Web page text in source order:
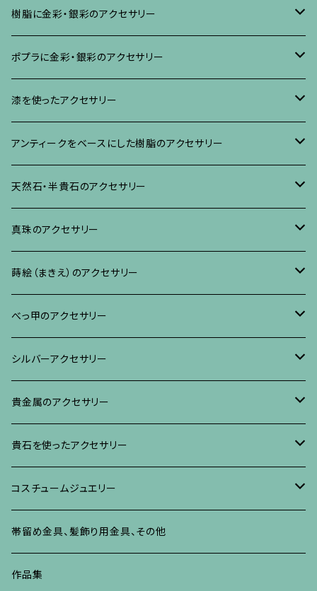
樹脂に金彩・銀彩のアクセサリー
ブローチ
イヤリング・ピアス
ネックレス、その他
ポプラに金彩・銀彩のアクセサリー
ブローチ
イヤリング、ピアス
ネックレス、ペンダント
ブレスレット、バングル、その他
漆を使ったアクセサリー
ブローチ
イヤリング・ピアス
ネックレス・ペンダント
リング
ブレスレット・バングル、その他
アンティークをベースにした樹脂のアクセサリー
ブローチ
イヤリング・ピアス
ネックレス、ペンダント
ブレスレット、その他
天然石・半貴石のアクセサリー
ブローチ
イヤリング・ピアス
ネックレス、ペンダント
リング
ブレスレット、その他
真珠のアクセサリー
ブローチ
イヤリング・ピアス
ネックレス、ペンダント
リング
ブレスレット、その他
蒔絵（まきえ）のアクセサリー
べっ甲に蒔絵のアクセサリー
ブローチ
イヤリング・ピアス
真珠に蒔絵のアクセサリー
ブローチ
イヤリング、ピアス
水晶に蒔絵のアクセサリー
ブローチ
イヤリング、ピアス
朴の木やポプラに蒔絵のアクセサリー
ブローチ
イヤリング・ピアス
その他の蒔絵のアクセサリー
べっ甲のアクセサリー
ブローチ
イヤリング、ピアス
ネックレス、ペンダント
リング
ブレスレット、バングル、その他
シルバーアクセサリー
ブローチ
イヤリング、ピアス
ネックレス、ペンダント
リング
ブレスレット、バングル、その他
貴金属のアクセサリー
ブローチ
イヤリング、ピアス
ネックレス、ペンダント
ブレスレット、その他
貴石を使ったアクセサリー
ブローチ
イヤリング、ピアス
ネックレス、ペンダント
コスチュームジュエリー
ブローチ
イヤリング、ピアス
帯留め金具、髪飾り用金具、その他
作品集